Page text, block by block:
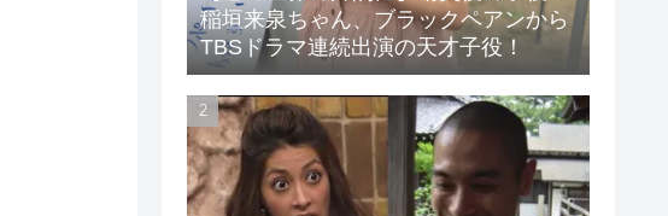
稲垣来泉ちゃん、ブラックペアンから
TBSドラマ連続出演の天才子役！